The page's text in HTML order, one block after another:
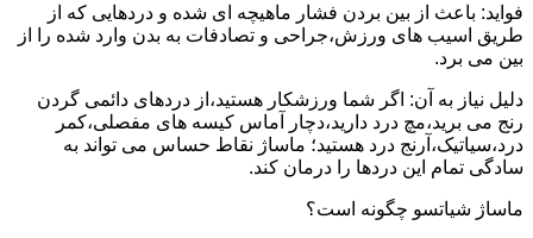
فواید: باعث از بین بردن فشار ماهیچه ای شده و دردهایی که از
طریق اسیب های ورزش،جراحی و تصادفات به بدن وارد شده را از
بین می برد.
دلیل نیاز به آن: اگر شما ورزشکار هستید،از دردهای دائمی گردن
رنج می برید،مچ درد دارید،دچار آماس کیسه های مفصلی،کمر
درد،سیاتیک،آرنج درد هستید؛ ماساژ نقاط حساس می تواند به
سادگی تمام این دردها را درمان کند.
ماساژ شیاتسو چگونه است؟